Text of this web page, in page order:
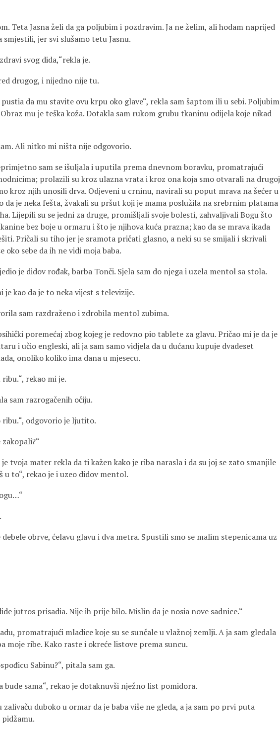
Teta Jasna želi da ga poljubim i pozdravim. Ja ne želim, ali hodam naprijed
smjestili, jer svi slušamo tetu Jasnu.
svog dida,“rekla je.
drugog, i nijedno nije tu.
da mu stavite ovu krpu oko glave“, rekla sam šaptom ili u sebi. Poljubim
mu je teška koža. Dotakla sam rukom grubu tkaninu odijela koje nikad
Ali nitko mi ništa nije odgovorio.
sam se išuljala i uputila prema dnevnom boravku, promatrajući
prolazili su kroz ulazna vrata i kroz ona koja smo otvarali na drugoj
kroz njih unosili drva. Odjeveni u crninu, navirali su poput mrava na šećer u
da je neka fešta, žvakali su pršut koji je mama poslužila na srebrnim platama
Lijepili su se jedni za druge, promišljali svoje bolesti, zahvaljivali Bogu što
bez boje u ormaru i što je njihova kuća prazna; kao da se mrava ikada
Pričali su tiho jer je sramota pričati glasno, a neki su se smijali i skrivali
oko sebe da ih ne vidi moja baba.
je didov rođak, barba Tonči. Sjela sam do njega i uzela mentol sa stola.
je kao da je to neka vijest s televizije.
sam razdraženo i zdrobila mentol zubima.
poremećaj zbog kojeg je redovno pio tablete za glavu. Pričao mi je da je
i učio engleski, ali ja sam samo vidjela da u dućanu kupuje dvadeset
onoliko koliko ima dana u mjesecu.
rekao mi je.
sam razrogačenih očiju.
ribu.“, odgovorio je ljutito.
tvoja mater rekla da ti kažen kako je riba narasla i da su joj se zato smanjile
u to“, rekao je i uzeo didov mentol.
obrve, ćelavu glavu i dva metra. Spustili smo se malim stepenicama uz
jutros prisadia. Nije ih prije bilo. Mislin da je nosia nove sadnice.“
promatrajući mladice koje su se sunčale u vlažnoj zemlji. A ja sam gledala
moje ribe. Kako raste i okreće listove prema suncu.
Sabinu?“, pitala sam ga.
bude sama“, rekao je dotaknuvši nježno list pomidora.
duboko u ormar da je baba više ne gleda, a ja sam po prvi puta